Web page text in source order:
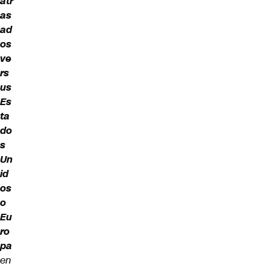
as
ad
os
ve
rs
us
Es
ta
do
s
Un
id
os
o
Eu
ro
pa
en